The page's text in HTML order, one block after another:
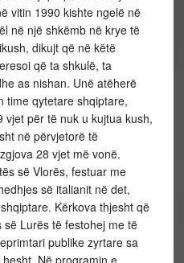
vitin 1990 kishte ngelë në
në një shkëmb në krye të
dikujt që në këtë
që ta shkulë, ta
as nishan. Unë atëherë
time qytetare shqiptare,
për të nuk u kujtua kush,
në përvjetorë të
28 vjet më vonë.
së Vlorës, festuar me
së italianit në det,
Kërkova thjesht që
Lurës të festohej me të
publike zyrtare sa